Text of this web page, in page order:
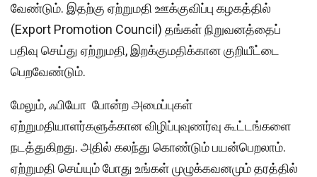
வேண்டும். இதற்கு ஏற்றுமதி ஊக்குவிப்பு கழகத்தில்
(Export Promotion Council) தங்கள் நிறுவனத்தைப்
பதிவு செய்து ஏற்றுமதி, இறக்குமதிக்கான குறியீட்டை
பெறவேண்டும்.
மேலும், ஃபியோ போன்ற அமைப்புகள்
ஏற்றுமதியாளர்களுக்கான விழிப்புவுணர்வு கூட்டங்களை
நடத்துகிறது. அதில் கலந்து கொண்டும் பயன்பெறலாம்.
ஏற்றுமதி செய்யும் போது உங்கள் முழுக்கவனமும் தரத்தில்